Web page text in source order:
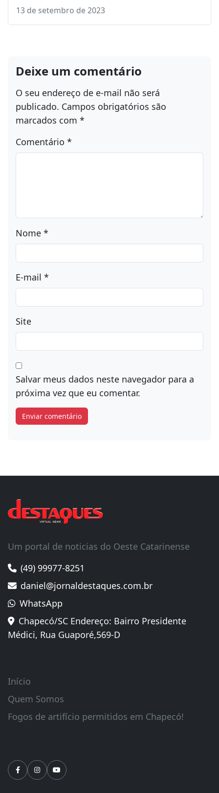
13 de setembro de 2023
Deixe um comentário
O seu endereço de e-mail não será
publicado. Campos obrigatórios são
marcados com *
Comentário *
Nome *
E-mail *
Site
Salvar meus dados neste navegador para a
próxima vez que eu comentar.
Um portal de noticias do Oeste Catarinense
(49) 99977-8251
daniel@jornaldestaques.com.br
WhatsApp
Chapecó/SC Endereço: Bairro Presidente
Médici, Rua Guaporé,569-D
Início
Quem Somos
Fogos de artifício permitidos em Chapecó!